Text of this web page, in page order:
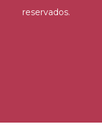
reservados.